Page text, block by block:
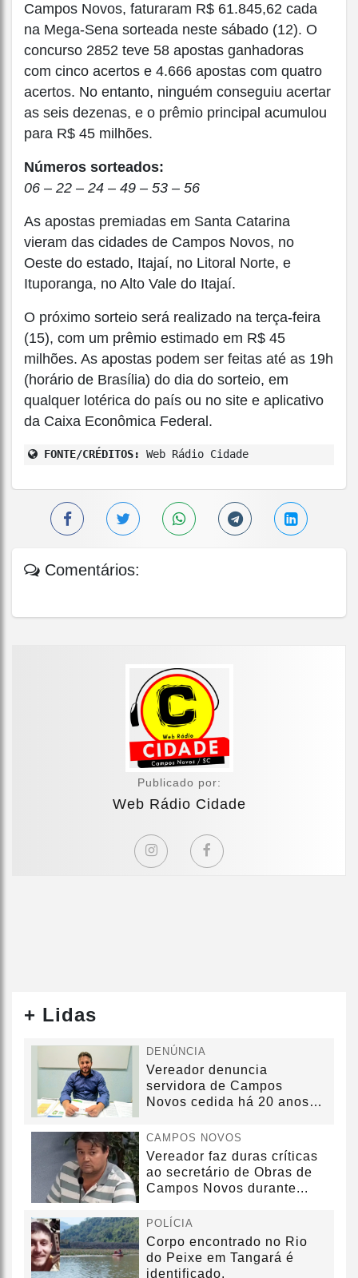
Campos Novos, faturaram R$ 61.845,62 cada
na Mega-Sena sorteada neste sábado (12). O
concurso 2852 teve 58 apostas ganhadoras
com cinco acertos e 4.666 apostas com quatro
acertos. No entanto, ninguém conseguiu acertar
as seis dezenas, e o prêmio principal acumulou
para R$ 45 milhões.
Números sorteados:
06 – 22 – 24 – 49 – 53 – 56
As apostas premiadas em Santa Catarina
vieram das cidades de Campos Novos, no
Oeste do estado, Itajaí, no Litoral Norte, e
Ituporanga, no Alto Vale do Itajaí.
O próximo sorteio será realizado na terça-feira
(15), com um prêmio estimado em R$ 45
milhões. As apostas podem ser feitas até as 19h
(horário de Brasília) do dia do sorteio, em
qualquer lotérica do país ou no site e aplicativo
da Caixa Econômica Federal.
FONTE/CRÉDITOS: Web Rádio Cidade
Comentários:
Publicado por:
Web Rádio Cidade
+ Lidas
DENÚNCIA
Vereador denuncia
servidora de Campos
Novos cedida há 20 anos
CAMPOS NOVOS
Vereador faz duras críticas
ao secretário de Obras de
Campos Novos durante...
POLÍCIA
Corpo encontrado no Rio
do Peixe em Tangará é
identificado.